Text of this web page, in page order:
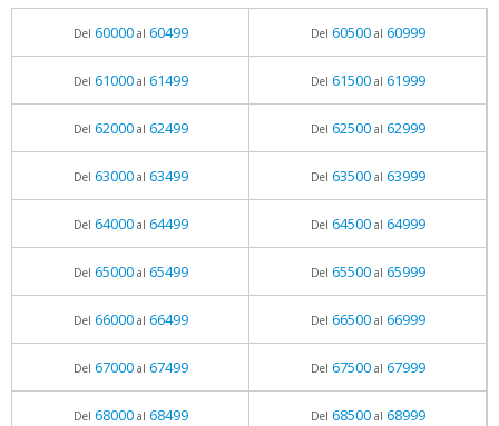
Del 60000al 60499 Del 60500al 60999
Del 61000al 61499 Del 61500al 61999
Del 62000al 62499 Del 62500al 62999
Del 63000al 63499 Del 63500al 63999
Del 64000al 64499 Del 64500al 64999
Del 65000al 65499 Del 65500al 65999
Del 66000al 66499 Del 66500al 66999
Del 67000al 67499 Del 67500al 67999
Del 68000al 68499 Del 68500al 68999